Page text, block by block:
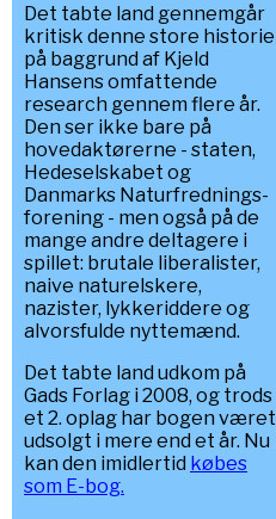
Det tabte land gennemgår
kritisk denne store historie
på baggrund af Kjeld
Hansens omfattende
research gennem flere år.
Den ser ikke bare på
hovedaktørerne - staten,
Hedeselskabet og
Danmarks Naturfrednings-
forening - men også på de
mange andre deltagere i
spillet: brutale liberalister,
naive naturelskere,
nazister, lykkeriddere og
alvorsfulde nyttemænd.
Det tabte land udkom på
Gads Forlag i 2008, og trods
et 2. oplag har bogen været
udsolgt i mere end et år. Nu
kan den imidlertid købes
som E-bog.